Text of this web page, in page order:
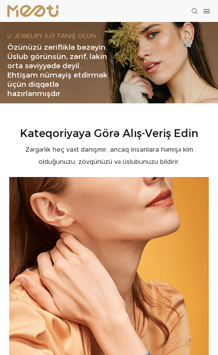
U JEWELRY ILƏ TANIŞ OLUN
Özünüzü zərifliklə bəzəyin.
Üslub görünsün, zərif, lakin
orta səviyyədə deyil.
Ehtişam nümayiş etdirmək
üçün diqqətlə
hazırlanmışdır
Kateqoriyaya Görə Alış-Veriş Edin
Zərgərlik heç vaxt danışmır, ancaq insanlara həmişə kim
olduğunuzu, zövqünüzü və üslubunuzu bildirir.